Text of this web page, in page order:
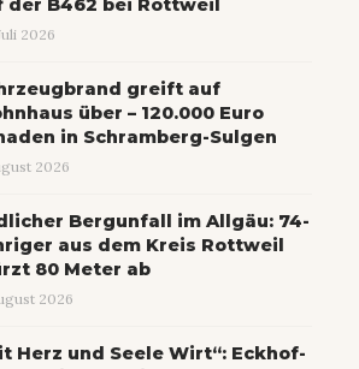
der B462 bei Rottweil
2026
greift auf
über – 120.000 Euro
in Schramberg-Sulgen
2026
Bergunfall im Allgäu: 74-
aus dem Kreis Rottweil
80 Meter ab
2026
Herz und Seele Wirt“: Eckhof-